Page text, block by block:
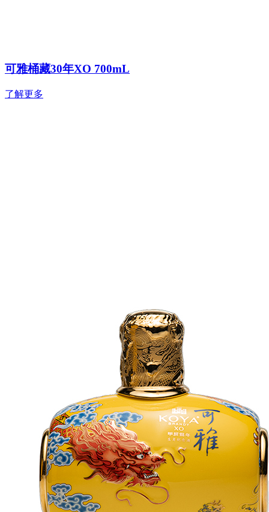
可雅桶藏30年XO 700mL
了解更多